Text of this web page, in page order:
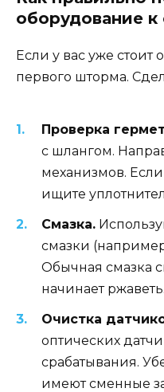
оборудование
Если у вас уже
первого шторма.
Проверка
с шлангом.
механизмов.
ищите
Смазка.
смазки
Обычная смазка
начинает ржаветь.
Очистка
оптических
срабатывания.
имеют сменные